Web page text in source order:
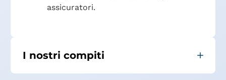
assicuratori.
I nostri compiti